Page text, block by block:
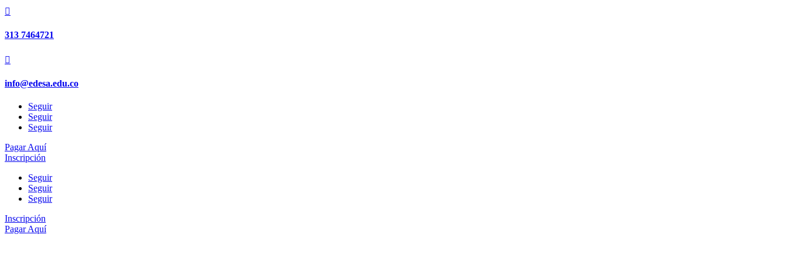

313 7464721

info@edesa.edu.co
Seguir
Seguir
Seguir
Pagar Aquí
Inscripción
Seguir
Seguir
Seguir
Inscripción
Pagar Aquí